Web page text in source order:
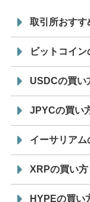
取引所おす
ビットコイ
USDCの買い
JPYCの買い
イーサリアム
XRPの買い方
HYPEの買い